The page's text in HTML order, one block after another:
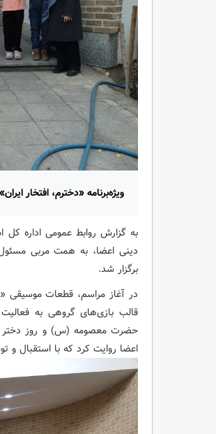
ویژه‌برنامه «دخترم، افتخار ایران» با حضور
به گزارش روابط عمومی اداره
دینی اعضا، به همت مربی
برگزار شد.
در آغاز مراسم، قطعات موسیقی
قالب بازی‌های گروهی به
حضرت معصومه (س) و روز دختر
اعضا روایت کرد که با استقبال و